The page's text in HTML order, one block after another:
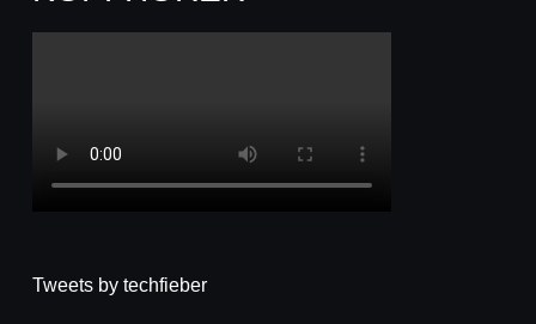
Tweets by techfieber